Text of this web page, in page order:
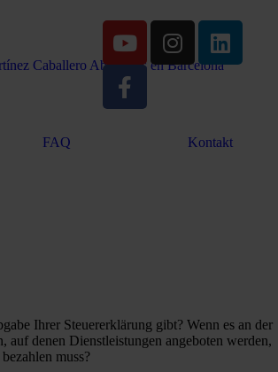
FAQ Kontakt
Ihrer Steuererklärung gibt? Wenn es an der
auf denen Dienstleistungen angeboten werden,
muss?